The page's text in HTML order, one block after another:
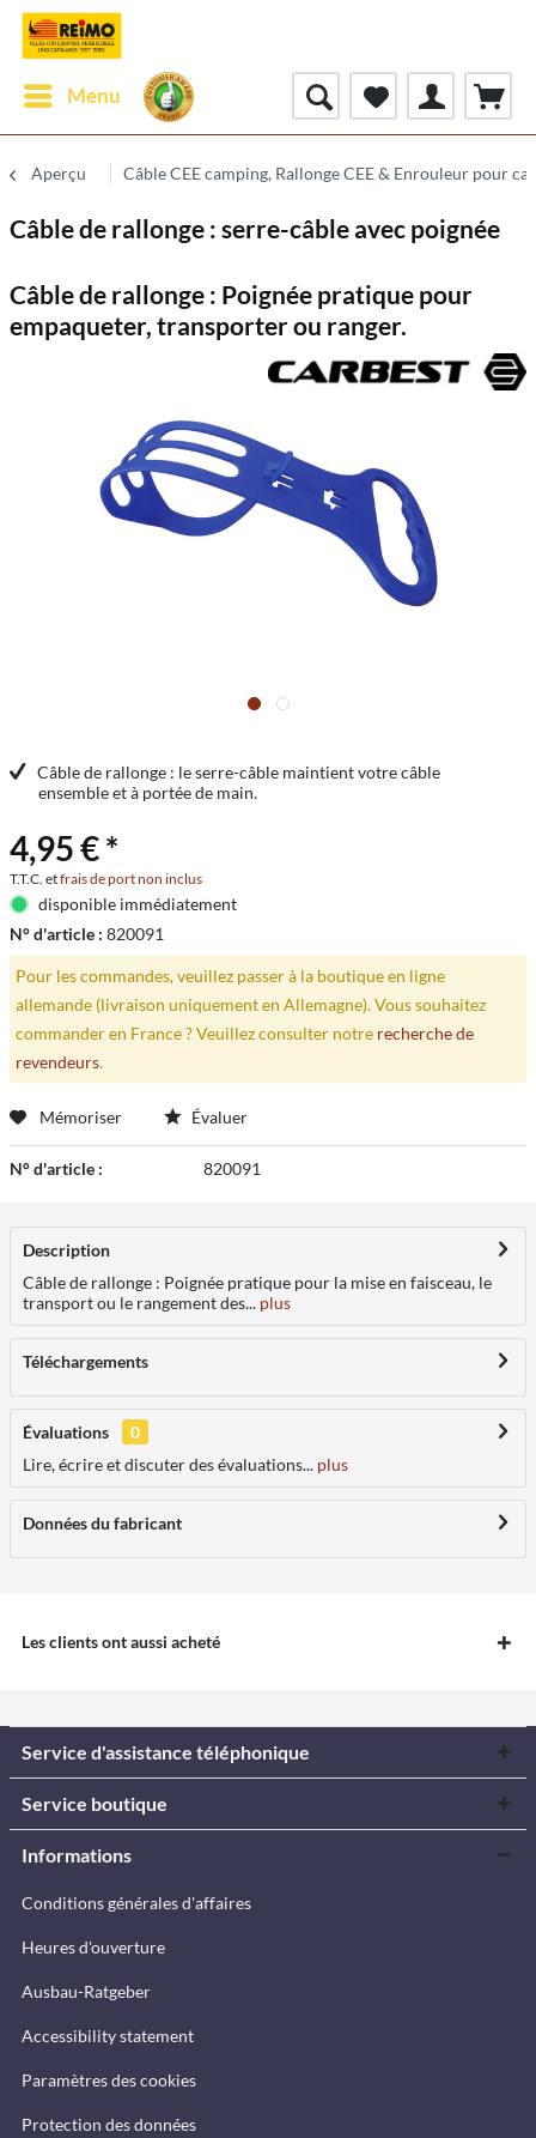
Menu
Aperçu Câble CEE camping, Rallonge CEE & Enrouleur pour
Câble de rallonge : serre-câble avec poignée
Câble de rallonge : Poignée pratique pour
empaqueter, transporter ou ranger.
Câble de rallonge : le serre-câble maintient votre câble
ensemble et à portée de main.
4,95 € *
T.T.C. etfrais de port non inclus
disponible immédiatement
N° d'article : 820091
Pour les commandes, veuillez passer à la boutique en ligne
allemande (livraison uniquement en Allemagne). Vous souhaitez
commander en France ? Veuillez consulter notre recherche de
revendeurs.
Mémoriser Évaluer
N° d'article : 820091
Description
Câble de rallonge : Poignée pratique pour la mise en faisceau, le
transport ou le rangement des... plus
Téléchargements
Évaluations
0
Lire, écrire et discuter des évaluations... plus
Données du fabricant
Les clients ont aussi acheté
Service d'assistance téléphonique
Service boutique
Informations
Conditions générales d'affaires
Heures d'ouverture
Ausbau-Ratgeber
Accessibility statement
Paramètres des cookies
Protection des données